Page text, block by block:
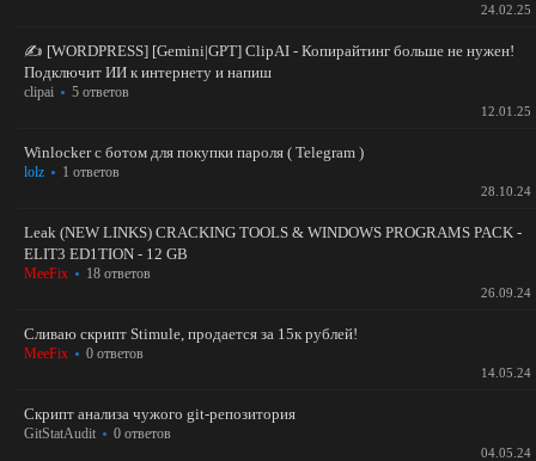
24.02.25
✍️️ [WORDPRESS] [Gemini|GPT]️ ClipAI - Копирайтинг больше не нужен!
Подключит ИИ к интернету и напиш
clipai 5 ответов
12.01.25
Winlocker с ботом для покупки пароля ( Telegram )
lolz 1 ответов
28.10.24
Leak (NEW LINKS) CRACKING TOOLS & WINDOWS PROGRAMS PACK -
ELIT3 ED1TION - 12 GB
MeeFix 18 ответов
26.09.24
Сливаю скрипт Stimule, продается за 15к рублей!
MeeFix 0 ответов
14.05.24
Скрипт анализа чужого git-репозитория
GitStatAudit 0 ответов
04.05.24